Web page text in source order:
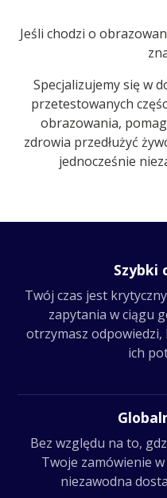
Jeśli chodzi o
Specjalizujemy się w
przetestowanych
obrazowania,
zdrowia przedłużyć
jednocześnie
Szybki
Twój czas jest
zapytania w ciągu
otrzymasz
ich
Bez względu na to,
Twoje zamówienie
niezawodna